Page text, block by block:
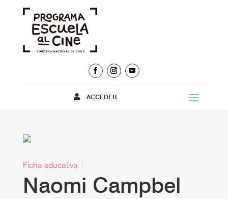
ACCEDER
Ficha educativa
Naomi Campbel